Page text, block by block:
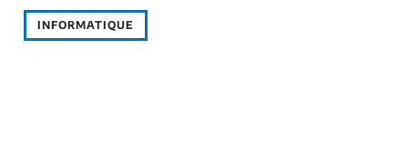
INFORMATIQUE